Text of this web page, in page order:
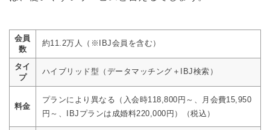
会員
数
約11.2万人（※IBJ会員を含む）
タイ
プ
ハイブリッド型（データマッチング＋IBJ検索）
料金
プランにより異なる（入会時118,800円～、月会費15,950
円～、IBJプランは成婚料220,000円）（税込）